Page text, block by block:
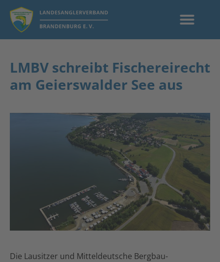
LMBV schreibt Fischereirecht
am Geierswalder See aus
Die Lausitzer und Mitteldeutsche Bergbau-